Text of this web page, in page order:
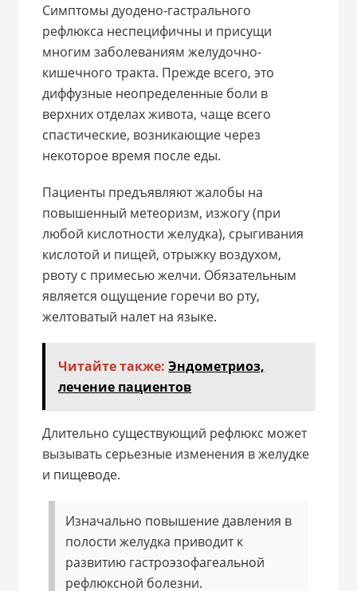
Симптомы дуодено-гастрального
рефлюкса неспецифичны и присущи
многим заболеваниям желудочно-
кишечного тракта. Прежде всего, это
диффузные неопределенные боли в
верхних отделах живота, чаще всего
спастические, возникающие через
некоторое время после еды.
Пациенты предъявляют жалобы на
повышенный метеоризм, изжогу (при
любой кислотности желудка), срыгивания
кислотой и пищей, отрыжку воздухом,
рвоту с примесью желчи. Обязательным
является ощущение горечи во рту,
желтоватый налет на языке.
Читайте также: Эндометриоз,
лечение пациентов
Длительно существующий рефлюкс может
вызывать серьезные изменения в желудке
и пищеводе.
Изначально повышение давления в
полости желудка приводит к
развитию гастроэзофагеальной
рефлюксной болезни.